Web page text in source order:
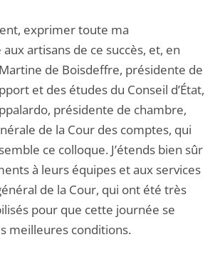
exprimer toute ma
artisans de ce succès, et, en
de Boisdeffre, présidente de
et des études du Conseil d’État,
présidente de chambre,
de la Cour des comptes, qui
ce colloque. J’étends bien sûr
à leurs équipes et aux services
de la Cour, qui ont été très
pour que cette journée se
meilleures conditions.